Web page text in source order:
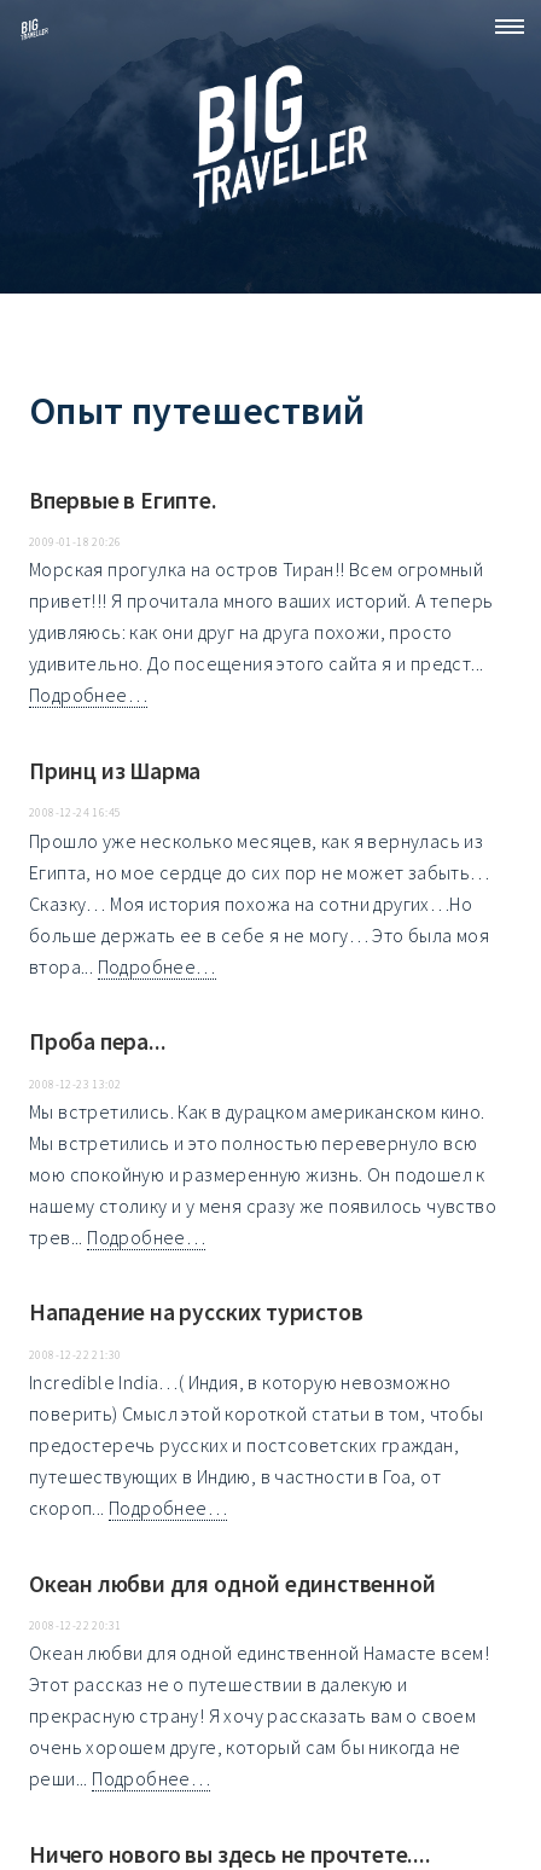
Опыт путешествий
Впервые в Египте.
2009-01-18 20:26
Морская прогулка на остров Тиран!! Всем огромный
привет!!! Я прочитала много ваших историй. А теперь
удивляюсь: как они друг на друга похожи, просто
удивительно. До посещения этого сайта я и предст...
Подробнее…
Принц из Шарма
2008-12-24 16:45
Прошло уже несколько месяцев, как я вернулась из
Египта, но мое сердце до сих пор не может забыть…
Сказку… Моя история похожа на сотни других…Но
больше держать ее в себе я не могу… Это была моя
втора... Подробнее…
Проба пера...
2008-12-23 13:02
Мы встретились. Как в дурацком американском кино.
Мы встретились и это полностью перевернуло всю
мою спокойную и размеренную жизнь. Он подошел к
нашему столику и у меня сразу же появилось чувство
трев... Подробнее…
Нападение на русских туристов
2008-12-22 21:30
Incredible India…( Индия, в которую невозможно
поверить) Смысл этой короткой статьи в том, чтобы
предостеречь русских и постсоветских граждан,
путешествующих в Индию, в частности в Гоа, от
скороп... Подробнее…
Океан любви для одной единственной
2008-12-22 20:31
Океан любви для одной единственной Намасте всем!
Этот рассказ не о путешествии в далекую и
прекрасную страну! Я хочу рассказать вам о своем
очень хорошем друге, который сам бы никогда не
реши... Подробнее…
Ничего нового вы здесь не прочтете....